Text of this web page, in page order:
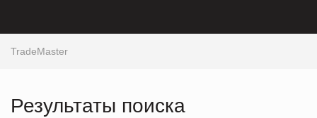
TradeMaster
Результаты поиска